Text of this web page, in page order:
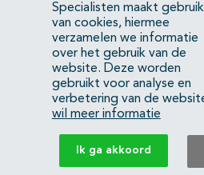
(088) 505 34 34
info@richtlijnendatabase.nl
YouTubeLinkedIn
KvK Federatie Medisch
Privacyverklaring
Specialisten maakt gebruik
van cookies, hiermee
verzamelen we informatie
over het gebruik van de
website. Deze worden
gebruikt voor analyse en
verbetering van de
wil meer informatie
Ik ga akkoord